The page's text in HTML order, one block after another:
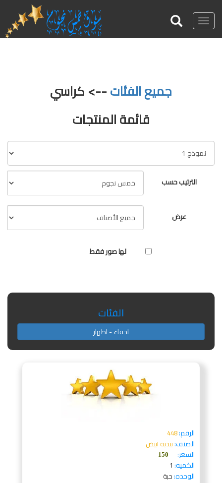
Toggle
navigation
جميع الفئات--> كراسي
قائمة المنتجات
الترتيب حسب
عرض
لها صور فقط
الفئات
اخفاء - اظهار
الرقم:448
الصنف:بيديه ابيض
السعر:
150
الكميه: 1
الوحده:حبة